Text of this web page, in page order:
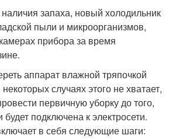
запаха, новый холодильник
пыли и микроорганизмов,
прибора за время
аппарат влажной тряпочкой
случаях этого не хватает,
первичную уборку до того,
будет подключена к электросети.
в себя следующие шаги: